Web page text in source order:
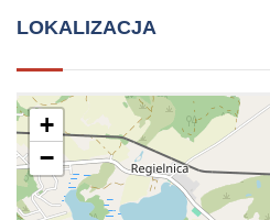
LOKALIZACJA
+
−